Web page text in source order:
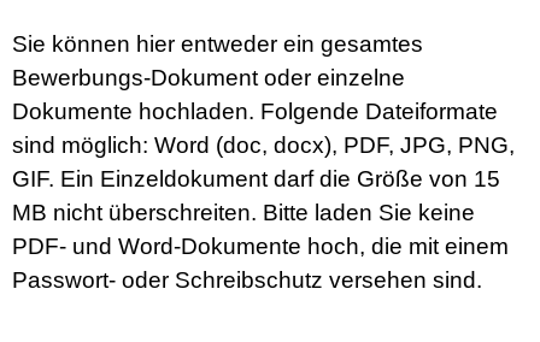
Sie können hier entweder ein gesamtes
Bewerbungs-Dokument oder einzelne
Dokumente hochladen. Folgende Dateiformate
sind möglich: Word (doc, docx), PDF, JPG, PNG,
GIF. Ein Einzeldokument darf die Größe von 15
MB nicht überschreiten. Bitte laden Sie keine
PDF- und Word-Dokumente hoch, die mit einem
Passwort- oder Schreibschutz versehen sind.